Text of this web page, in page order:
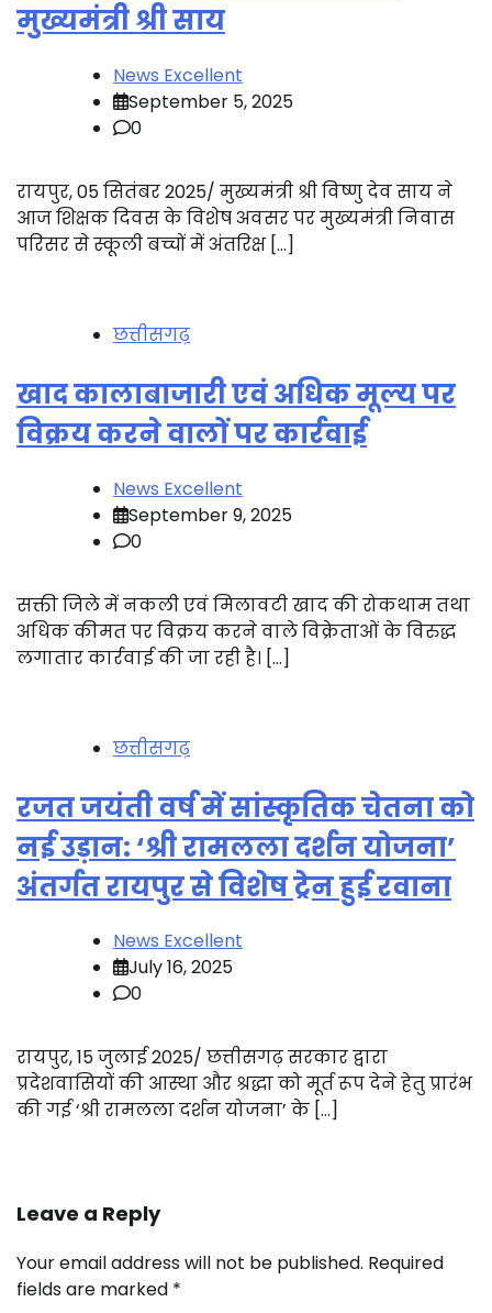
मुख्यमंत्री श्री साय
News Excellent
September 5, 2025
0
रायपुर, 05 सितंबर 2025/ मुख्यमंत्री श्री विष्णु देव साय ने
आज शिक्षक दिवस के विशेष अवसर पर मुख्यमंत्री निवास
परिसर से स्कूली बच्चों में अंतरिक्ष […]
छत्तीसगढ़
खाद कालाबाजारी एवं अधिक मूल्य पर
विक्रय करने वालों पर कार्रवाई
News Excellent
September 9, 2025
0
सक्ती जिले में नकली एवं मिलावटी खाद की रोकथाम तथा
अधिक कीमत पर विक्रय करने वाले विक्रेताओं के विरुद्ध
लगातार कार्रवाई की जा रही है। […]
छत्तीसगढ़
रजत जयंती वर्ष में सांस्कृतिक चेतना को
नई उड़ान: ‘श्री रामलला दर्शन योजना’
अंतर्गत रायपुर से विशेष ट्रेन हुई रवाना
News Excellent
July 16, 2025
0
रायपुर, 15 जुलाई 2025/ छत्तीसगढ़ सरकार द्वारा
प्रदेशवासियों की आस्था और श्रद्धा को मूर्त रूप देने हेतु प्रारंभ
की गई ‘श्री रामलला दर्शन योजना’ के […]
Leave a Reply
Your email address will not be published. Required
fields are marked *